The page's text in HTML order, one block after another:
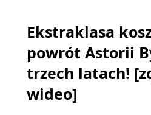
Ekstraklasa
powrót Astorii
trzech latach!
wideo]